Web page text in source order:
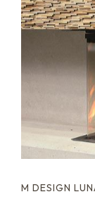
M DESIGN